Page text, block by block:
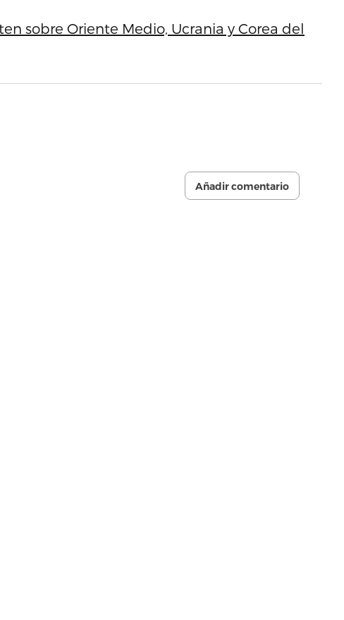
sobre Oriente Medio, Ucrania y Corea del
Añadir comentario